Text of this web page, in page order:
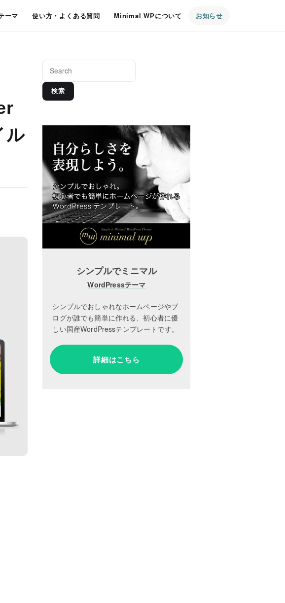
ーマ 使い方・よくある質問 Minimal WPについて お知らせ
ル
検索
シンプルでミニマル
WordPressテーマ
シンプルでおしゃれなホームページやブ
ログが誰でも簡単に作れる、初心者に優
しい国産WordPressテンプレートです。
詳細はこちら